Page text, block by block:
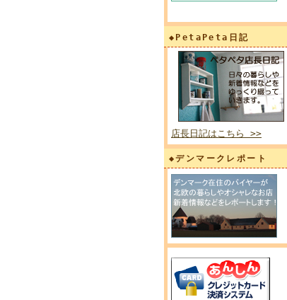
◆PetaPeta日記
店長日記はこちら >>
◆デンマークレポート